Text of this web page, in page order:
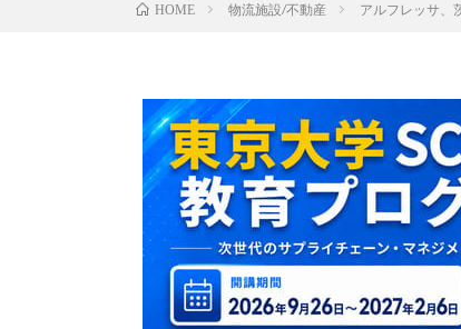
HOME 物流施設/不動産 アルフレッサ、